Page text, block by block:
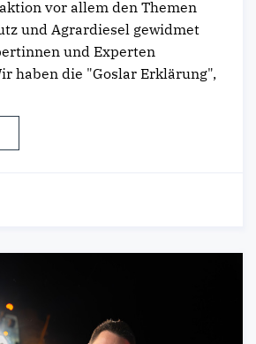
vor allem den Themen
und Agrardiesel gewidmet
und Experten
haben die "Goslar Erklärung",